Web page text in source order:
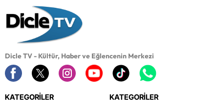
Dicle TV - Kültür, Haber ve Eğlencenin Merkezi
KATEGORİLER KATEGORİLER